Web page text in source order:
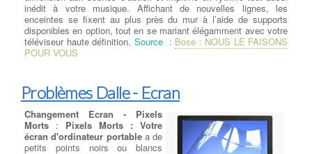
existe un problème logiciel est de démarrer votre ordinateur
portable à partir d’unclavier externe sur port usb. à PORTES-
LES-VALENCE Si votre clavier ne fonctionne pas à cause d'un
problème sous Windows, la cause la plus courante est un pilote
de clavier défectueux ou un parasite Soft.
inédit à votre musique. Affichant de nouvelles lignes, les
enceintes se fixent au plus près du mur à l’aide de supports
disponibles en option, tout en se mariant élégamment avec votre
téléviseur haute définition. Source : Bose : NOUS LE FAISONS
POUR VOUS
Sennheiser à PORTES-LES-
VALENCE
nomade.Conçu pour garantir une
portabilité sans concession, le
casque sans fil MOMENTUM On-
Ear Wireless renferme toute la
Problèmes Dalle - Ecran
Changement Ecran - Pixels
Morts : Pixels Morts : Votre
écran d'ordinateur portablea de
petits points noirs ou blancs